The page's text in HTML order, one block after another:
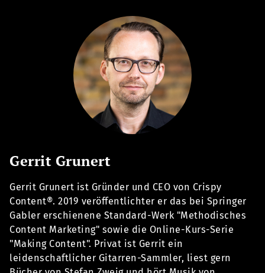
Gerrit Grunert
Gerrit Grunert ist Gründer und CEO von Crispy
Content®. 2019 veröffentlichter er das bei Springer
Gabler erschienene Standard-Werk "Methodisches
Content Marketing" sowie die Online-Kurs-Serie
"Making Content". Privat ist Gerrit ein
leidenschaftlicher Gitarren-Sammler, liest gern